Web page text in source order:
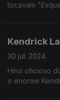
tocavam
Kendrick
30 jul. 2024
Hino oficioso
o enorme